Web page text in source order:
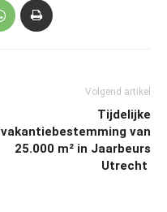
Volgend artikel
Tijdelijke
vakantiebestemming van
25.000 m² in Jaarbeurs
Utrecht